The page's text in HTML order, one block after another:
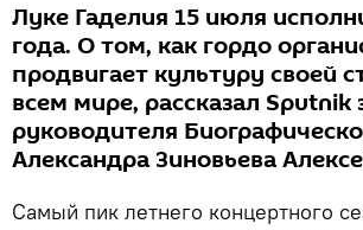
Луке Гаделия 15 июля
года. О том, как гордо
продвигает культуру своей
всем мире, рассказал Sputnik
руководителя
Александра Зиновьева
Самый пик летнего концертного